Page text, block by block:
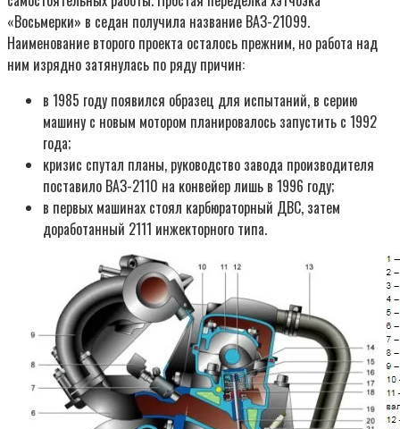
«Восьмерки» в седан получила название ВАЗ-21099.
Наименование второго проекта осталось прежним, но работа над
ним изрядно затянулась по ряду причин:
в 1985 году появился образец для испытаний, в серию
машину с новым мотором планировалось запустить с 1992
года;
кризис спутал планы, руководство завода производителя
поставило ВАЗ-2110 на конвейер лишь в 1996 году;
в первых машинах стоял карбюраторный ДВС, затем
доработанный 2111 инжекторного типа.